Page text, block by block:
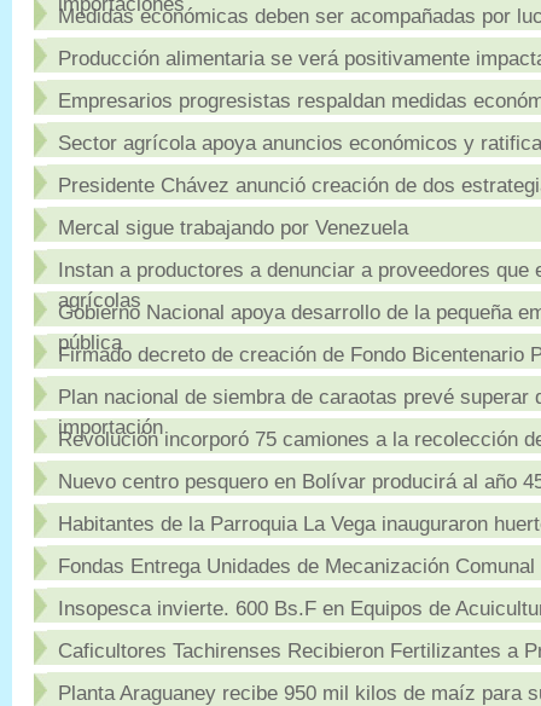
Medidas económicas deben ser acompañadas por
Producción alimentaria se verá positivamente
Empresarios progresistas respaldan medidas
Sector agrícola apoya anuncios económicos y
Presidente Chávez anunció creación de dos
Mercal sigue trabajando por Venezuela
Instan a productores a denunciar a proveedores que
agrícolas
Gobierno Nacional apoya desarrollo de la pequeña
pública
Firmado decreto de creación de Fondo Bicentenario
Plan nacional de siembra de caraotas prevé superar
importación
Revolución incorporó 75 camiones a la recolección
Nuevo centro pesquero en Bolívar producirá al año
Habitantes de la Parroquia La Vega inauguraron
Fondas Entrega Unidades de Mecanización
Insopesca invierte. 600 Bs.F en Equipos de
Caficultores Tachirenses Recibieron Fertilizantes a
Planta Araguaney recibe 950 mil kilos de maíz para